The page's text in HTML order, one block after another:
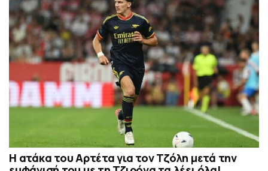
Η ατάκα του Αρτέτα για τον Τζόλη μετά την